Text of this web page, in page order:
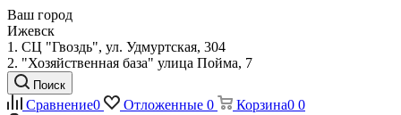
Ваш город
Ижевск
1. СЦ "Гвоздь", ул. Удмуртская, 304
2. "Хозяйственная база" улица Пойма, 7
Поиск
Сравнение0 Отложенные 0 Корзина0 0